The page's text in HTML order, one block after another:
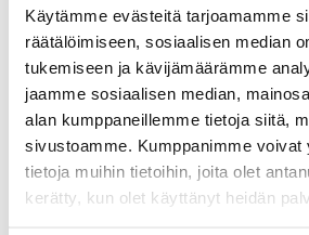
Käytämme evästeitä tarjoamamme
räätälöimiseen, sosiaalisen median
tukemiseen ja kävijämäärämme
jaamme sosiaalisen median,
alan kumppaneillemme tietoja siitä,
sivustoamme. Kumppanimme voivat
tietoja muihin tietoihin, joita olet
kerätty, kun olet käyttänyt heidän
Olen lukenut
hyväksyn henkilötietojeni
(*) Tieto on pakollinen